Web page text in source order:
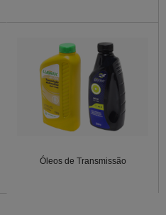
Óleos de Transmissão